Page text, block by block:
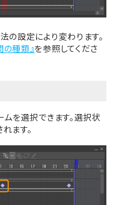
の設定により変わります。
の種類』を参照してくださ
ムを選択できます。選択状
ます。